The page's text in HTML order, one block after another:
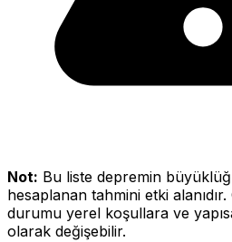
Not: Bu liste depremin
hesaplanan tahmini etki
durumu yerel koşullara ve
olarak değişebilir.